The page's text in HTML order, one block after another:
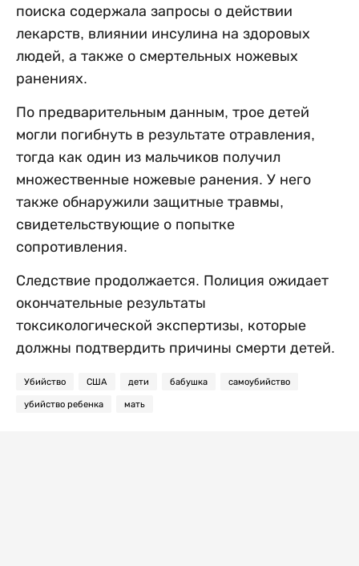
поиска содержала запросы о действии
лекарств, влиянии инсулина на здоровых
людей, а также о смертельных ножевых
ранениях.
По предварительным данным, трое детей
могли погибнуть в результате отравления,
тогда как один из мальчиков получил
множественные ножевые ранения. У него
также обнаружили защитные травмы,
свидетельствующие о попытке
сопротивления.
Следствие продолжается. Полиция ожидает
окончательные результаты
токсикологической экспертизы, которые
должны подтвердить причины смерти детей.
Убийство США дети бабушка самоубийство
убийство ребенка мать